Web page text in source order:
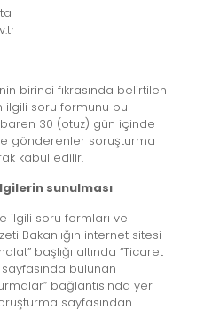
birinci fıkrasında belirtilen
ilgili soru formunu bu
30 (otuz) gün içinde
gönderenler soruşturma
kabul edilir.
sunulması
ilgili soru formları ve
Bakanlığın internet sitesi
başlığı altında “Ticaret
sayfasında bulunan
bağlantısında yer
sayfasından